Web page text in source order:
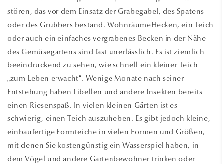
stören, das vor dem Einsatz der Grabegabel, des Spatens
oder des Grubbers bestand. WohnräumeHecken, ein Teich
oder auch ein einfaches vergrabenes Becken in der Nähe
des Gemüsegartens sind fast unerlässlich. Es ist ziemlich
beeindruckend zu sehen, wie schnell ein kleiner Teich
„zum Leben erwacht“. Wenige Monate nach seiner
Entstehung haben Libellen und andere Insekten bereits
einen Riesenspaß. In vielen kleinen Gärten ist es
schwierig, einen Teich auszuheben. Es gibt jedoch kleine,
einbaufertige Formteiche in vielen Formen und Größen,
mit denen Sie kostengünstig ein Wasserspiel haben, in
dem Vögel und andere Gartenbewohner trinken oder